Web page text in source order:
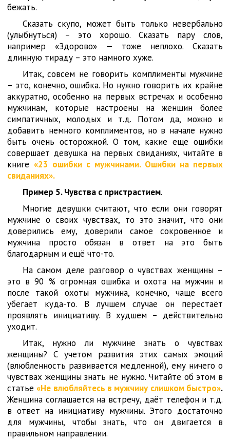
бежать.
Сказать скупо, может быть только невербально
(улыбнуться) – это хорошо. Сказать пару слов,
например «Здорово» — тоже неплохо. Сказать
длинную тираду – это намного хуже.
Итак, совсем не говорить комплименты мужчине
– это, конечно, ошибка. Но нужно говорить их крайне
аккуратно, особенно на первых встречах и особенно
мужчинам, которые настроены на женщин более
симпатичных, молодых и т.д. Потом да, можно и
добавить немного комплиментов, но в начале нужно
быть очень осторожной. О том, какие еще ошибки
совершает девушка на первых свиданиях, читайте в
книге «23 ошибки с мужчинами. Ошибки на первых
свиданиях».
Пример 5. Чувства с пристрастием.
Многие девушки считают, что если они говорят
мужчине о своих чувствах, то это значит, что они
доверились ему, доверили самое сокровенное и
мужчина просто обязан в ответ на это быть
благодарным и ещё что-то.
На самом деле разговор о чувствах женщины –
это в 90 % огромная ошибка и охота на мужчин и
после такой охоты мужчина, конечно, чаще всего
убегает куда-то. В лучшем случае он перестаёт
проявлять инициативу. В худшем – действительно
уходит.
Итак, нужно ли мужчине знать о чувствах
женщины? С учетом развития этих самых эмоций
(влюбленность развивается медленной), ему ничего о
чувствах женщины знать не нужно. Читайте об этом в
статье«Не влюбляйтесь в мужчину слишком быстро».
Женщина соглашается на встречу, даёт телефон и т.д.
в ответ на инициативу мужчины. Этого достаточно
для мужчины, чтобы знать, что он двигается в
правильном направлении.